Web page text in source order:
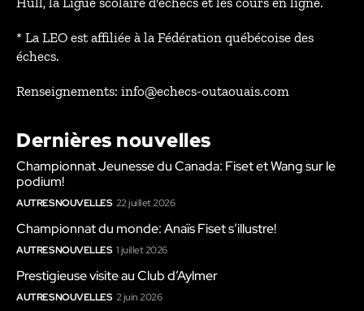
* La LEO est affiliée à la Fédération québécoise des
échecs.
Renseignements: info@echecs-outaouais.com
Dernières nouvelles
Championnat Jeunesse du Canada: Fiset et Wang sur le
podium!
AUTRES NOUVELLES 22 juillet 2026
Championnat du monde: Anaïs Fiset s’illustre!
AUTRES NOUVELLES 1 juillet 2026
Prestigieuse visite au Club d’Aylmer
AUTRES NOUVELLES 2 juin 2026